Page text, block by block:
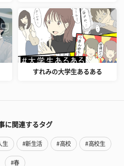
すれみの大学生あるある
に関連するタグ
生 #新生活 #高校 #高校生
#春